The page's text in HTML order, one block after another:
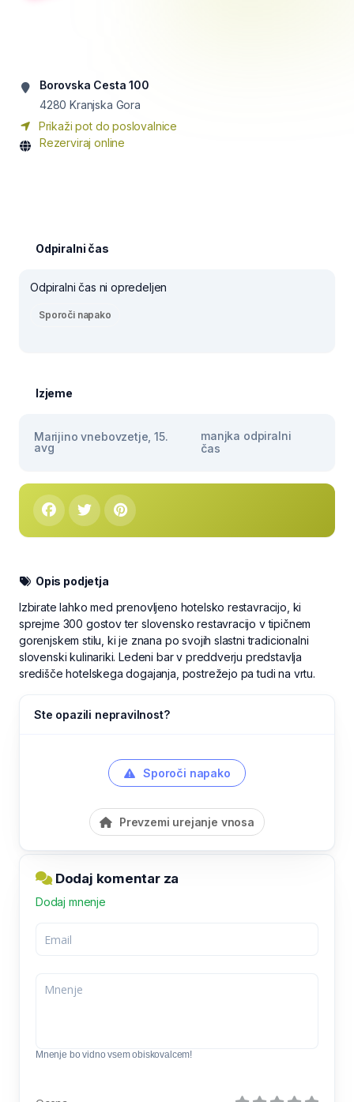
Borovska Cesta 100
4280 Kranjska Gora
Prikaži pot do poslovalnice
Rezerviraj online
Odpiralni čas
Odpiralni čas ni opredeljen
Sporoči napako
Izjeme
Marijino vnebovzetje, 15.
avg
manjka odpiralni
čas
Opis podjetja
Izbirate lahko med prenovljeno hotelsko restavracijo, ki
sprejme 300 gostov ter slovensko restavracijo v tipičnem
gorenjskem stilu, ki je znana po svojih slastni tradicionalni
slovenski kulinariki. Ledeni bar v preddverju predstavlja
središče hotelskega dogajanja, postrežejo pa tudi na vrtu.
Ste opazili nepravilnost?
Sporoči napako
Prevzemi urejanje vnosa
Dodaj komentar za
Dodaj mnenje
Mnenje bo vidno vsem obiskovalcem!